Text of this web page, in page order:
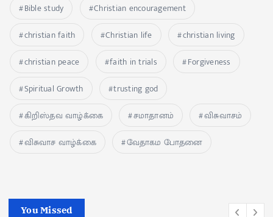
Bible study
Christian encouragement
christian faith
Christian life
christian living
christian peace
faith in trials
Forgiveness
Spiritual Growth
trusting god
கிறிஸ்தவ வாழ்க்கை
சமாதானம்
விசுவாசம்
விசுவாச வாழ்க்கை
வேதாகம போதனை
You Missed